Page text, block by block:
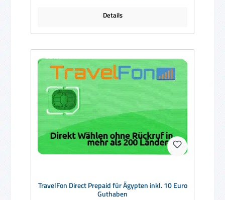
Details
TravelFon Direct Prepaid für Ägypten inkl. 10 Euro
Guthaben